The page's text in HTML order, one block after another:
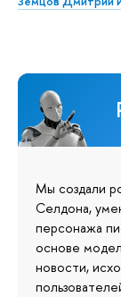
Мы создали
Селдона,
персонажа
основе
новости,